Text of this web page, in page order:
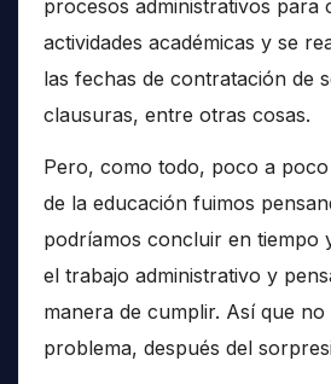
procesos administrativos para
actividades académicas y se
las fechas de contratación de
clausuras, entre otras cosas.
Pero, como todo, poco a
de la educación fuimos
podríamos concluir en tiempo
el trabajo administrativo y
manera de cumplir. Así que
problema, después del